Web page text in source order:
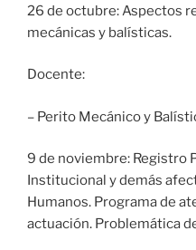
26 de octubre: Aspectos
mecánicas y balísticas.
Docente:
– Perito Mecánico y
9 de noviembre: Registro
Institucional y demás
Humanos. Programa de
actuación. Problemática